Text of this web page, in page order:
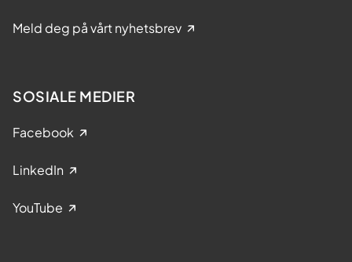
Meld deg på vårt nyhetsbrev
SOSIALE MEDIER
Facebook
LinkedIn
YouTube